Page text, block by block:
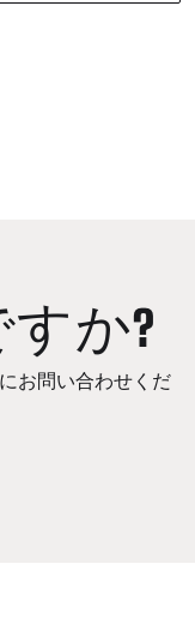
か?
お問い合わせくだ